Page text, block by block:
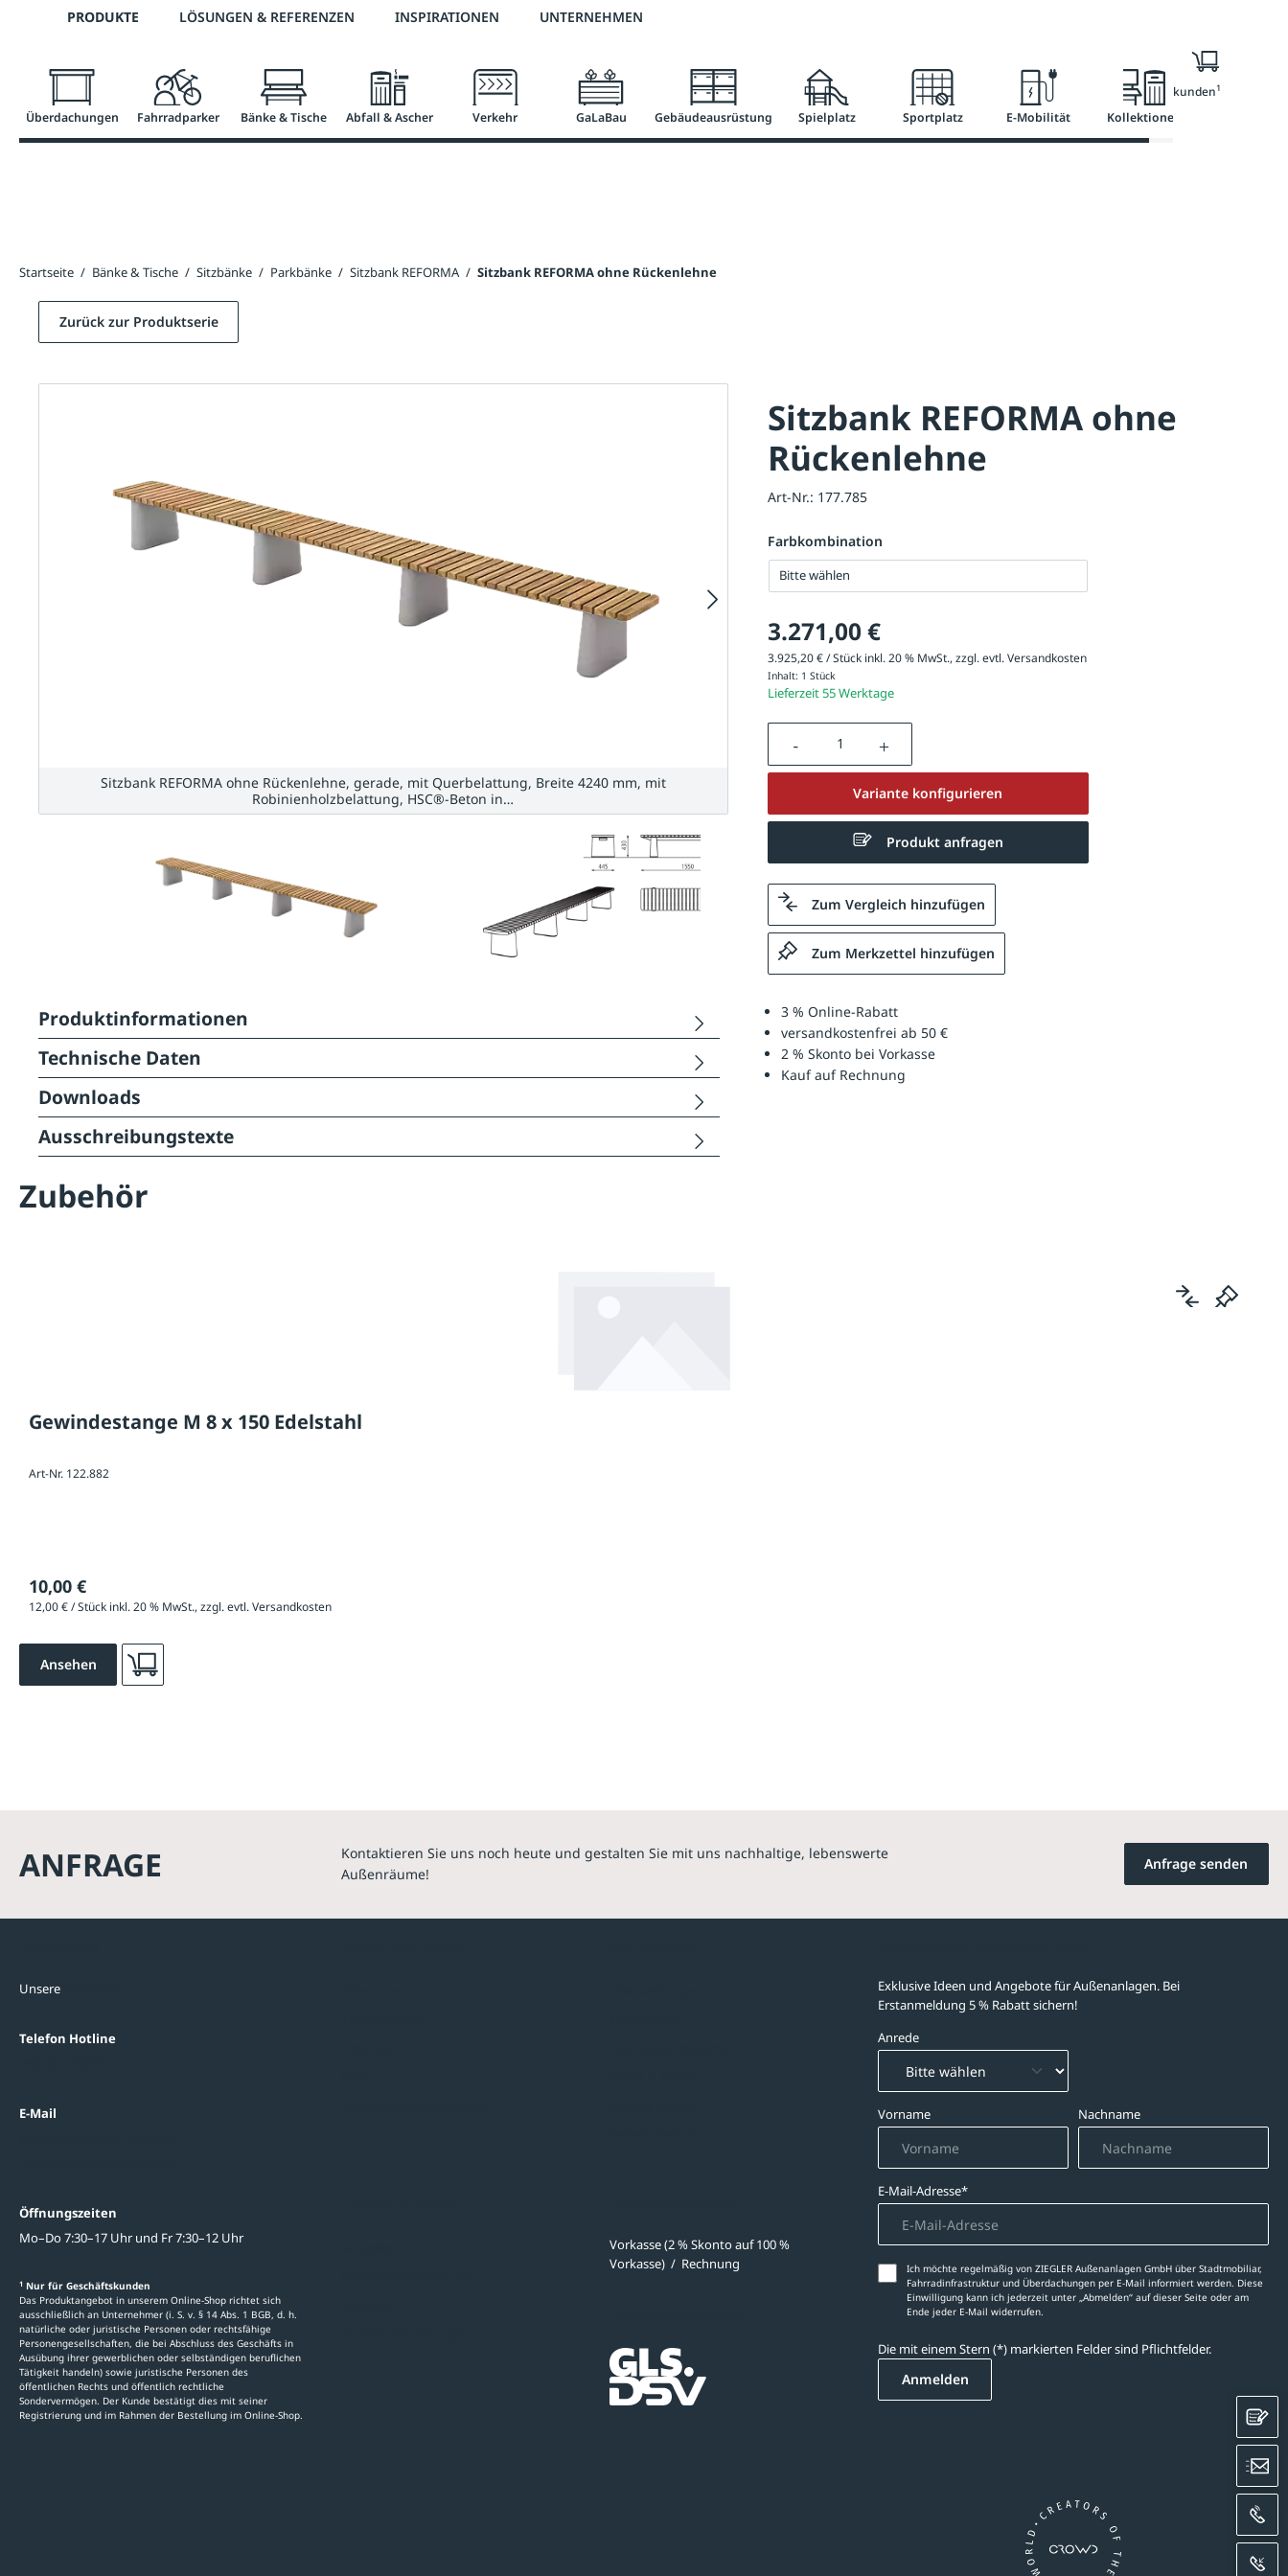
Zur Hauptnavigation springen
Telefon: +43 7672 95895 0 3 % Online-Rabatt versandkostenfrei ab 50 €
PRODUKTE LÖSUNGEN & REFERENZEN INSPIRATIONEN UNTERNEHMEN
Überdachungen Fahrradparker Bänke & Tische Abfall & Ascher Verkehr GaLaBau Gebäudeausrüstung Spielplatz Sportplatz E-Mobilität Kollektionen
Nur für Geschäftskunden1
Startseite / Bänke & Tische / Sitzbänke / Parkbänke / Sitzbank REFORMA / Sitzbank REFORMA ohne Rückenlehne
Sitzbank REFORMA ohne
Rückenlehne
Art-Nr.: 177.785
Farbkombination
Bitte wählen
3.271,00 €
3.925,20 € / Stück inkl. 20 % MwSt., zzgl. evtl.Versandkosten
Inhalt: 1 Stück
Lieferzeit 55 Werktage
Produkt Anzahl: Gib den gewünschten Wert ein oder
Variante konfigurieren
Produkt anfragen
Zum Vergleich hinzufügen
Zum Merkzettel hinzufügen
3 % Online-Rabatt
versandkostenfrei ab 50 €
2 % Skonto bei Vorkasse
Kauf auf Rechnung
Zurück zur Produktserie
Sitzbank REFORMA ohne Rückenlehne, gerade, mit Querbelattung, Breite 4240 mm, mit
Robinienholzbelattung, HSC®-Beton in…
Produktinformationen
Technische Daten
Downloads
Ausschreibungstexte
Zubehör
Gewindestange M 8 x 150 Edelstahl
Art-Nr. 122.882
10,00 €
12,00 € / Stück inkl. 20 % MwSt., zzgl. evtl. Versandkosten
Ansehen
ANFRAGE
Kontaktieren Sie uns noch heute und gestalten Sie mit uns nachhaltige, lebenswerte
Außenräume!
Anfrage senden
Unsere
Telefon Hotline
E-Mail
Öffnungszeiten
Mo–Do 7:30–17 Uhr und Fr 7:30–12 Uhr
1 Nur für Geschäftskunden
Das Produktangebot in unserem Online-Shop richtet sich
ausschließlich an Unternehmer (i. S. v. § 14 Abs. 1 BGB, d. h.
natürliche oder juristische Personen oder rechtsfähige
Personengesellschaften, die bei Abschluss des Geschäfts in
Ausübung ihrer gewerblichen oder selbständigen beruflichen
Tätigkeit handeln) sowie juristische Personen des
öffentlichen Rechts und öffentlich rechtliche
Sondervermögen. Der Kunde bestätigt dies mit seiner
Registrierung und im Rahmen der Bestellung im Online-Shop.
Vorkasse (2 % Skonto auf 100 %
Vorkasse) / Rechnung
Exklusive Ideen und Angebote für Außenanlagen. Bei
Erstanmeldung 5 % Rabatt sichern!
Anrede
Vorname Nachname
E-Mail-Adresse*
Ich möchte regelmäßig von ZIEGLER Außenanlagen GmbH über Stadtmobiliar,
Fahrradinfrastruktur und Überdachungen per E-Mail informiert werden. Diese
Einwilligung kann ich jederzeit unter „Abmelden‘‘ auf dieser Seite oder am
Ende jeder E-Mail widerrufen.
Die mit einem Stern (*) markierten Felder sind Pflichtfelder.
Anmelden